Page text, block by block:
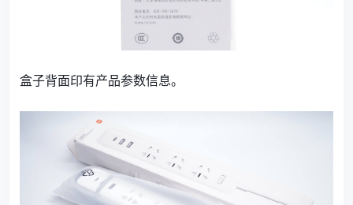
盒子背面印有产品参数信息。